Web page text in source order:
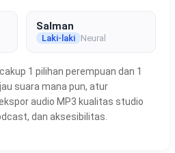
Salman
Laki-laki Neural
1 pilihan perempuan dan 1
suara mana pun, atur
audio MP3 kualitas studio
dan aksesibilitas.